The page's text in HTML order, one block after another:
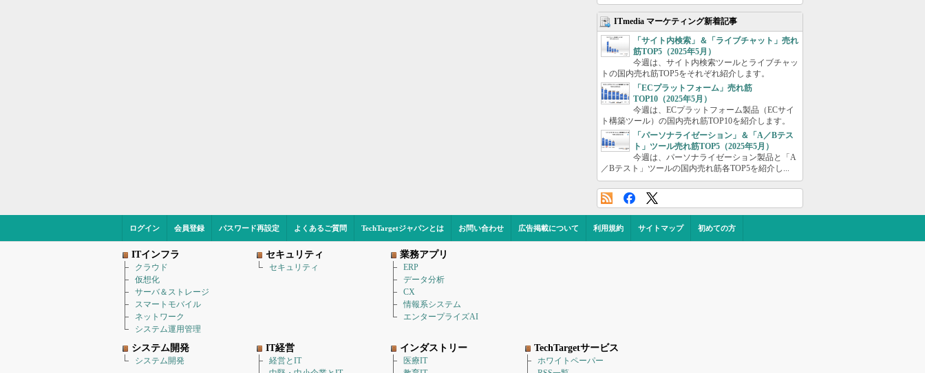
ITmedia マーケティング新着記事
「サイト内検索」＆「ライブチャット」売れ
筋TOP5（2025年5月）
今週は、サイト内検索ツールとライブチャッ
トの国内売れ筋TOP5をそれぞれ紹介します。
「ECプラットフォーム」売れ筋
TOP10（2025年5月）
今週は、ECプラットフォーム製品（ECサイ
ト構築ツール）の国内売れ筋TOP10を紹介します。
「パーソナライゼーション」＆「A／Bテス
ト」ツール売れ筋TOP5（2025年5月）
今週は、パーソナライゼーション製品と「A
／Bテスト」ツールの国内売れ筋各TOP5を紹介し...
ログイン 会員登録 パスワード再設定 よくあるご質問 TechTargetジャパンとは お問い合わせ 広告掲載について 利用規約 サイトマップ 初めての方
ITインフラ
クラウド
仮想化
サーバ＆ストレージ
スマートモバイル
ネットワーク
システム運用管理
セキュリティ
セキュリティ
業務アプリ
ERP
データ分析
CX
情報系システム
エンタープライズAI
システム開発
システム開発
IT経営
経営とIT
インダストリー
医療IT
TechTargetサービス
ホワイトペーパー